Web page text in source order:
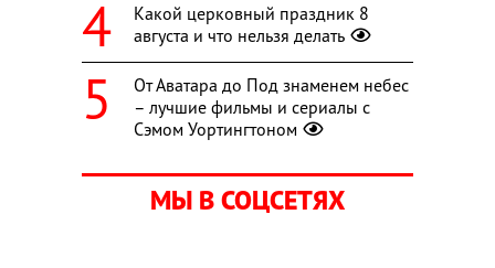
Какой церковный праздник 8
августа и что нельзя делать
От Аватара до Под знаменем небес
– лучшие фильмы и сериалы с
Сэмом Уортингтоном
МЫ В СОЦСЕТЯХ